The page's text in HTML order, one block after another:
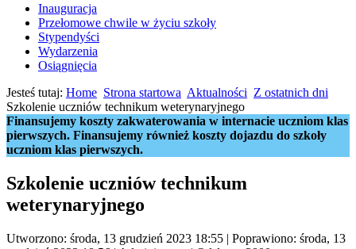
Inauguracja
Przełomowe chwile w życiu szkoły
Stypendyści
Wydarzenia
Osiągnięcia
Jesteś tutaj: Home Strona startowa Aktualności Z ostatnich dni
Szkolenie uczniów technikum weterynaryjnego
Finansujemy koszty zakwaterowania w internacie uczniom klas
pierwszych. Finansujemy również koszty dojazdu do szkoły
uczniom klas pierwszych.
Szkolenie uczniów technikum
weterynaryjnego
Utworzono: środa, 13 grudzień 2023 18:55 | Poprawiono: środa, 13